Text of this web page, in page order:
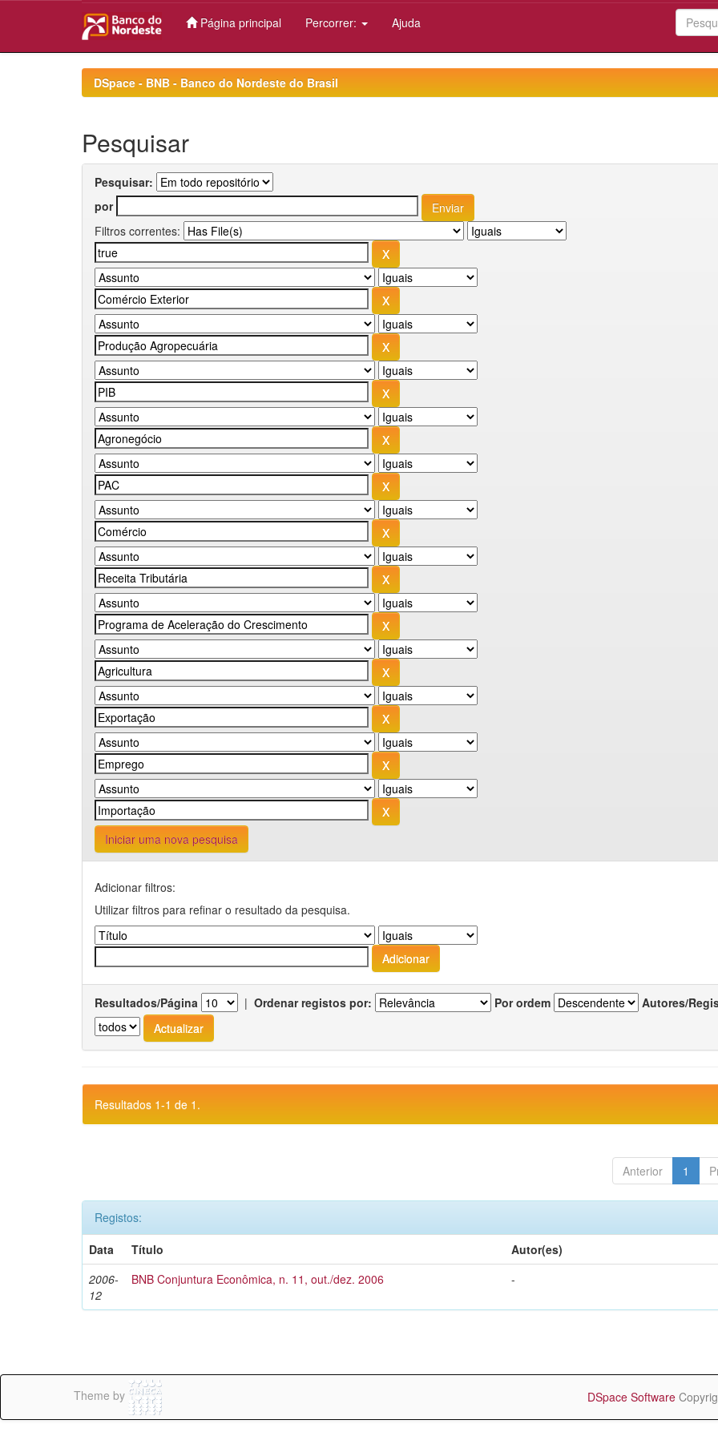
Página principal Percorrer: Ajuda
DSpace - BNB - Banco do Nordeste do Brasil
Pesquisar
Pesquisar:
por
Filtros correntes:
Iniciar uma nova pesquisa
Adicionar filtros:
Utilizar filtros para refinar o resultado da pesquisa.
Resultados/Página | Ordenar registos por: Por ordem Autores/
Resultados 1-1 de 1.
Anterior 1
Registos:
Data
Título
Autor(es)
2006-
12
BNB Conjuntura Econômica, n. 11, out./dez. 2006 -
Theme by DSpace Software